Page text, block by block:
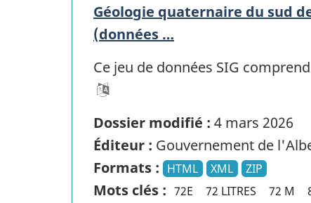
Géologie quaternaire du sud
(données …
Ce jeu de données SIG
Dossier modifié : 4 mars 2026
Éditeur : Gouvernement de
Formats : HTML XML ZIP
Mots clés : 72E 72 LITRES 72 M